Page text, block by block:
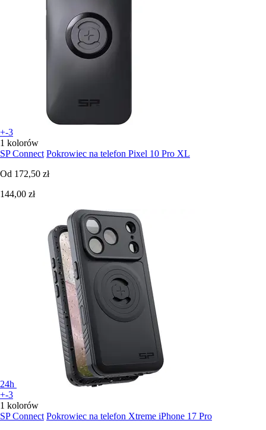
+-3
1 kolorów
SP Connect Pokrowiec na telefon Pixel 10 Pro XL
Od 172,50 zł
144,00 zł
24h
+-3
1 kolorów
SP Connect Pokrowiec na telefon Xtreme iPhone 17 Pro